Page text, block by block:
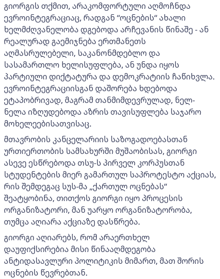
გიორგის თქმით, არაკომფორტული აღმოჩნდა
ევროინტეგრაციაც, რადგან “ოცნების“ ახალი
ხელმძღვანელობა დგებოდა არჩევანის წინაშე - ან
რეალურად გაემიჯნება ერთმანეთს
აღმასრულებელი, საკანონმდებლო და
სასამართლო ხელისუფლება, ან უნდა იყოს
პარტიული დიქტატურა და დემოკრატიის ჩაწიხვლა.
ევროინტეგრაციისგან დაშორება ხდებოდა
ეტაპობრივად, მაგრამ თანმიმდევრულად, ნელ-
ნელა იზღუდებოდა აზრის თავისუფლება საჯარო
მოხელეებისათვისაც.
მთავრობის კანცელარიის საზოგადოებასთან
ურთიერთობის სამსახურში მუშაობისას, გიორგი
ასევე ესწრებოდა თსუ-ს პირველ კორპუსთან
სტუდენტების მიერ გამართულ საპროტესტო აქციას,
რის შემდეგაც სუს-მა „ქართულ ოცნებას“
შეატყობინა, თითქოს გიორგი იყო პროცესის
ორგანიზატორი, მან უარყო ორგანიზატორობა,
თუმცა აღიარა აქციაზე დასწრება.
გიორგი აღიარებს, რომ არაერთხელ
დაუფიქსირებია მისი წინააღმდეგობა
ანტიდასავლური პოლიტიკის მიმართ, მათ შორის
ოცნების წევრებთან.